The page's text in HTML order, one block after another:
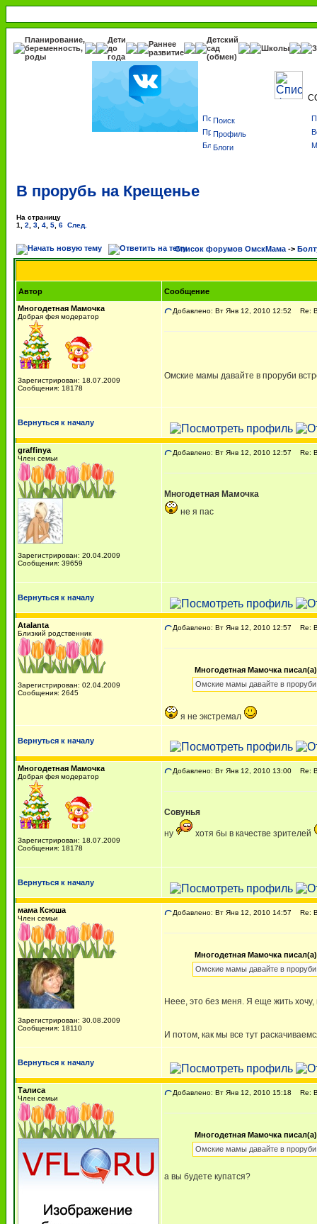
Планирование,
беременность,
роды
Дети
до
года
Раннее
развитие
Детский
сад
(обмен)
Школы
Поиск
Профиль
Блоги
В прорубь на Крещенье
На страницу
1
2 3 4 5 6 След.
Список форумов ОмскМама ->
Автор
Сообщение
Многодетная Мамочка
Добрая фея модератор
Зарегистрирован: 18.07.2009
Сообщения: 18178
Добавлено: Вт Янв 12, 2010 12:52 Re:
Омские мамы давайте в проруби
Вернуться к началу
graffinya
Член семьи
Зарегистрирован: 20.04.2009
Сообщения: 39659
Добавлено: Вт Янв 12, 2010 12:57 Re:
Многодетная Мамочка
не я пас
Вернуться к началу
Atalanta
Близкий родственник
Зарегистрирован: 02.04.2009
Сообщения: 2645
Добавлено: Вт Янв 12, 2010 12:57 Re:
Многодетная Мамочка
Омские мамы давайте в проруби
я не экстремал
Вернуться к началу
Многодетная Мамочка
Добрая фея модератор
Зарегистрирован: 18.07.2009
Сообщения: 18178
Добавлено: Вт Янв 12, 2010 13:00 Re:
Совунья
ну хотя бы в качестве зрителей
Вернуться к началу
мама Ксюша
Член семьи
Зарегистрирован: 30.08.2009
Сообщения: 18110
Добавлено: Вт Янв 12, 2010 14:57 Re:
Многодетная Мамочка
Омские мамы давайте в проруби
Неее, это без меня. Я еще жить
И потом, как мы все тут
Вернуться к началу
Талиса
Член семьи
Добавлено: Вт Янв 12, 2010 15:18 Re:
Многодетная Мамочка
Омские мамы давайте в проруби
а вы будете купатся?